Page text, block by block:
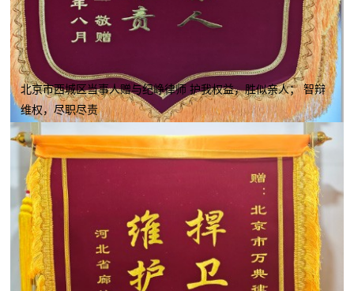
北京市西城区当事人赠与纪峥律师 护我权益，胜似亲人； 智辩
维权，尽职尽责